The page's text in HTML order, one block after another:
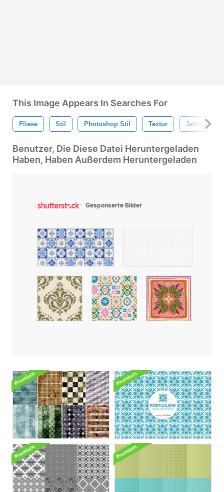
This Image Appears In Searches For
Fliese Stil Photoshop Stil Textur Jahrgang
Benutzer, Die Diese Datei Heruntergeladen
Haben, Haben Außerdem Heruntergeladen
Gesponserte Bilder